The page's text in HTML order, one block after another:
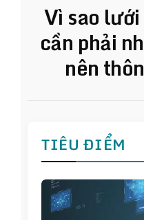
Vì sao
cần phải
nên
TIÊU ĐIỂM